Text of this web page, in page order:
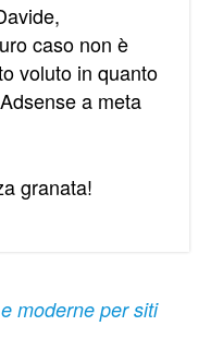
caso non è
voluto in quanto
a meta
granata!
moderne per siti